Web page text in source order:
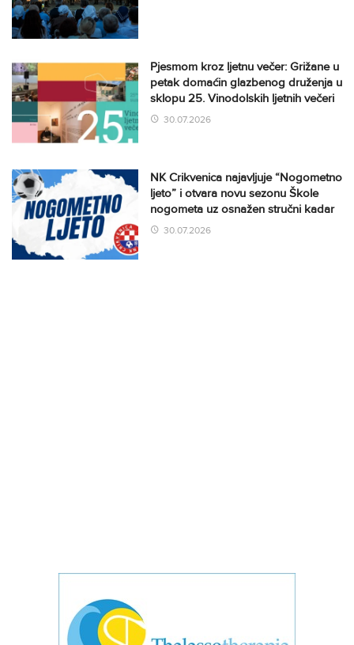
Pjesmom kroz ljetnu večer: Grižane u
petak domaćin glazbenog druženja u
sklopu 25. Vinodolskih ljetnih večeri
30.07.2026
NK Crikvenica najavljuje “Nogometno
ljeto” i otvara novu sezonu Škole
nogometa uz osnažen stručni kadar
30.07.2026